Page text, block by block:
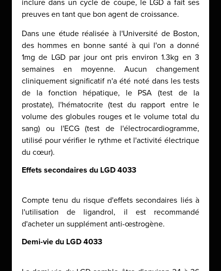
inclure dans un cycle de coupe, le LGD a fait ses
preuves en tant que bon agent de croissance.
Dans une étude réalisée à l'Université de Boston,
des hommes en bonne santé à qui l'on a donné
1mg de LGD par jour ont pris environ 1.3kg en 3
semaines en moyenne. Aucun changement
cliniquement significatif n'a été noté dans les tests
de la fonction hépatique, le PSA (test de la
prostate), l'hématocrite (test du rapport entre le
volume des globules rouges et le volume total du
sang) ou l'ECG (test de l'électrocardiogramme,
utilisé pour vérifier le rythme et l'activité électrique
du cœur).
Effets secondaires du LGD 4033
Compte tenu du risque d'effets secondaires liés à
l'utilisation de ligandrol, il est recommandé
d'acheter un supplément anti-œstrogène.
Demi-vie du LGD 4033